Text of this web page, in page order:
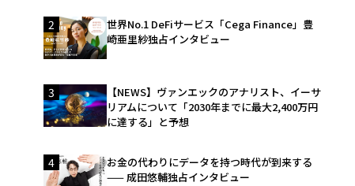
2
世界No.1 DeFiサービス「Cega Finance」豊
崎亜里紗独占インタビュー
3
【NEWS】ヴァンエックのアナリスト、イーサ
リアムについて「2030年までに最大2,400万円
に達する」と予想
4
お金の代わりにデータを持つ時代が到来する
—— 成田悠輔独占インタビュー